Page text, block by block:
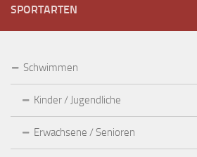
SPORTARTEN
Schwimmen
Kinder / Jugendliche
Erwachsene / Senioren